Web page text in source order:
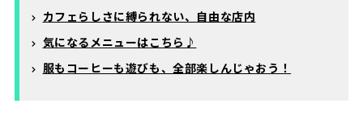
カフェらしさに縛られない、自由な店内
気になるメニューはこちら♪
服もコーヒーも遊びも、全部楽しんじゃおう！